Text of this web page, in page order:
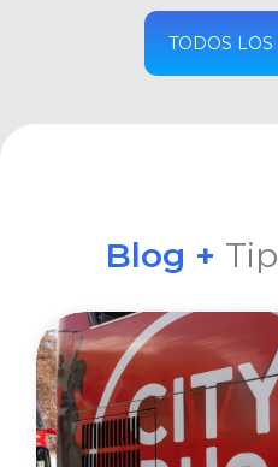
TODOS
Blog +